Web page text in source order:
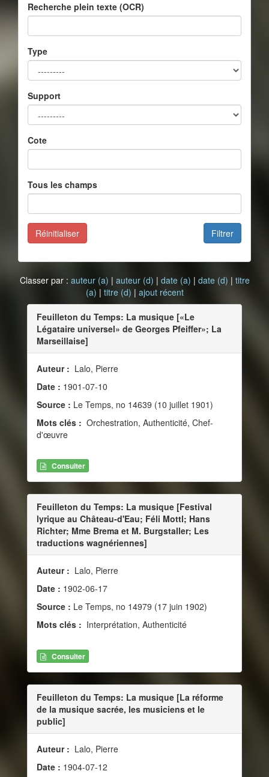
Recherche plein texte (OCR)
Type
Support
Cote
Tous les champs
Filtrer
Réinitialiser
Classer par : auteur (a) | auteur (d) | date (a) | date (d) | titre
(a) | titre (d) | ajout récent
Feuilleton du Temps: La musique [«Le
Légataire universel» de Georges Pfeiffer»; La
Marseillaise]
Auteur : Lalo, Pierre
Date : 1901-07-10
Source : Le Temps, no 14639 (10 juillet 1901)
Mots clés : Orchestration, Authenticité, Chef-
d'œuvre
Consulter
Feuilleton du Temps: La musique [Festival
lyrique au Château-d'Eau; Féli Mottl; Hans
Richter; Mme Brema et M. Burgstaller; Les
traductions wagnériennes]
Auteur : Lalo, Pierre
Date : 1902-06-17
Source : Le Temps, no 14979 (17 juin 1902)
Mots clés : Interprétation, Authenticité
Consulter
Feuilleton du Temps: La musique [La réforme
de la musique sacrée, les musiciens et le
public]
Auteur : Lalo, Pierre
Date : 1904-07-12